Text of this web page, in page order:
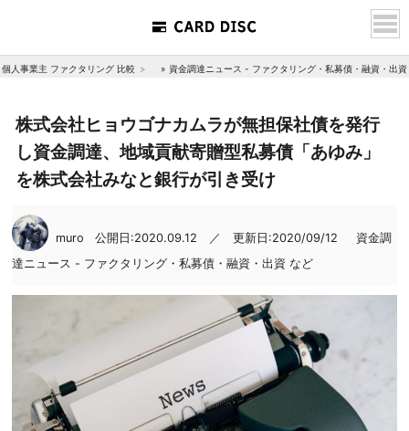
個人事業主 ファクタリング 比較 » 資金調達ニュース - ファクタリング・私募債・融資・出
株式会社ヒョウゴナカムラが無担保社債を発行
し資金調達、地域貢献寄贈型私募債「あゆみ」
を株式会社みなと銀行が引き受け
muro 公開日:2020.09.12 ／ 更新日:2020/09/12
資金調
達ニュース - ファクタリング・私募債・融資・出資 など